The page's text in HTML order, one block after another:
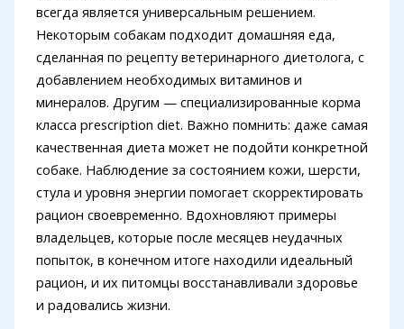
всегда является универсальным решением.
Некоторым собакам подходит домашняя еда,
сделанная по рецепту ветеринарного диетолога, с
добавлением необходимых витаминов и
минералов. Другим — специализированные корма
класса prescription diet. Важно помнить: даже самая
качественная диета может не подойти конкретной
собаке. Наблюдение за состоянием кожи, шерсти,
стула и уровня энергии помогает скорректировать
рацион своевременно. Вдохновляют примеры
владельцев, которые после месяцев неудачных
попыток, в конечном итоге находили идеальный
рацион, и их питомцы восстанавливали здоровье
и радовались жизни.